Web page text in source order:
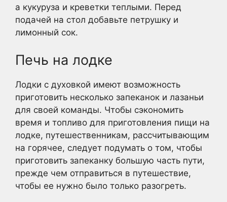
а кукуруза и креветки теплыми. Перед
подачей на стол добавьте петрушку и
лимонный сок.
Печь на лодке
Лодки с духовкой имеют возможность
приготовить несколько запеканок и лазаньи
для своей команды. Чтобы сэкономить
время и топливо для приготовления пищи на
лодке, путешественникам, рассчитывающим
на горячее, следует подумать о том, чтобы
приготовить запеканку большую часть пути,
прежде чем отправиться в путешествие,
чтобы ее нужно было только разогреть.